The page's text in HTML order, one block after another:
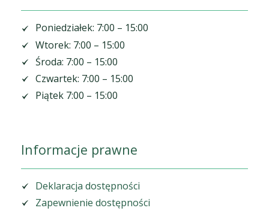
Poniedziałek: 7:00 – 15:00
Wtorek: 7:00 – 15:00
Środa: 7:00 – 15:00
Czwartek: 7:00 – 15:00
Piątek 7:00 – 15:00
Informacje prawne
Deklaracja dostępności
Zapewnienie dostępności